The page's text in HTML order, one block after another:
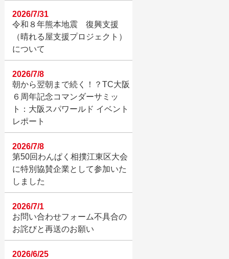
令和８年熊本地震 復興支援
（晴れる屋支援プロジェクト）
について
2026/7/31
朝から翌朝まで続く！？TC大阪
６周年記念コマンダーサミッ
ト：大阪スパワールド イベント
レポート
2026/7/8
第50回わんぱく相撲江東区大会
に特別協賛企業として参加いた
しました
2026/7/8
お問い合わせフォーム不具合の
お詫びと再送のお願い
2026/7/1
2026/6/25